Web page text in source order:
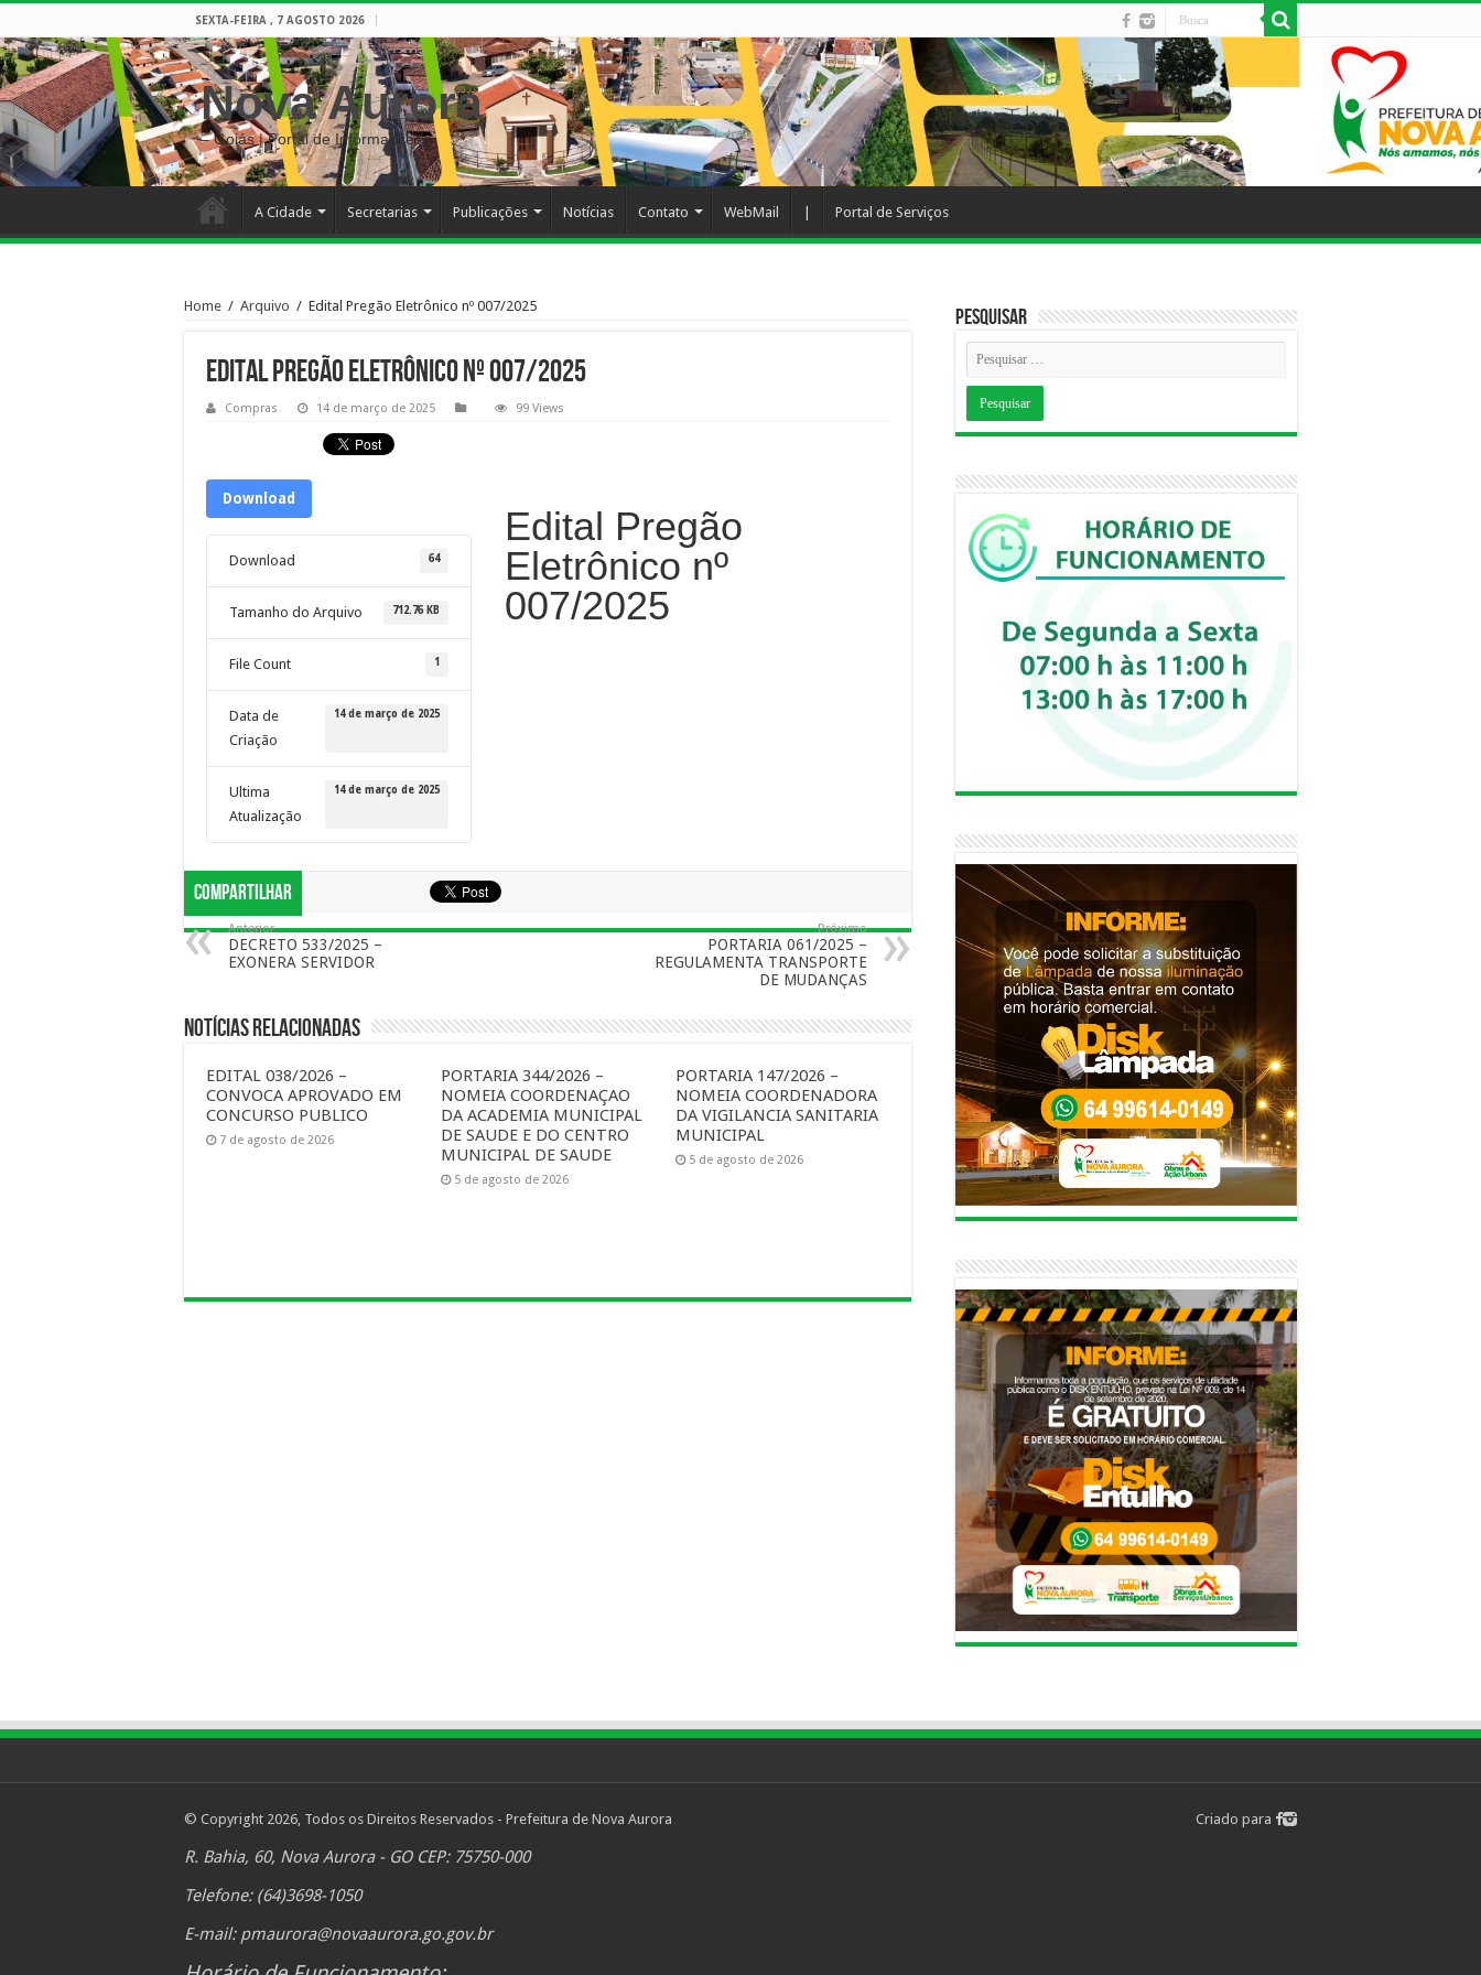
SEXTA-FEIRA , 7 AGOSTO 2026
Nova Aurora
– Goiás | Portal de Informações
A Cidade Secretarias Publicações Notícias Contato WebMail Portal de Serviços
Home / Arquivo / Edital Pregão Eletrônico nº 007/2025
Edital Pregão Eletrônico nº 007/2025
Compras 14 de março de 2025 99 Views
Download
Download 64
Tamanho do Arquivo 712.76 KB
File Count 1
Data de
Criação
14 de março de 2025
Ultima
Atualização
14 de março de 2025
Edital Pregão
Eletrônico nº
007/2025
Compartilhar
Anterior
DECRETO 533/2025 –
EXONERA SERVIDOR
Próximo
PORTARIA 061/2025 –
REGULAMENTA TRANSPORTE
DE MUDANÇAS
Notícias Relacionadas
EDITAL 038/2026 –
CONVOCA APROVADO EM
CONCURSO PUBLICO
7 de agosto de 2026
PORTARIA 344/2026 –
NOMEIA COORDENAÇAO
DA ACADEMIA MUNICIPAL
DE SAUDE E DO CENTRO
MUNICIPAL DE SAUDE
5 de agosto de 2026
PORTARIA 147/2026 –
NOMEIA COORDENADORA
DA VIGILANCIA SANITARIA
MUNICIPAL
5 de agosto de 2026
Pesquisar
Criado para
© Copyright 2026, Todos os Direitos Reservados - Prefeitura de Nova Aurora
R. Bahia, 60, Nova Aurora - GO CEP: 75750-000
Telefone: (64)3698-1050
E-mail: pmaurora@novaaurora.go.gov.br